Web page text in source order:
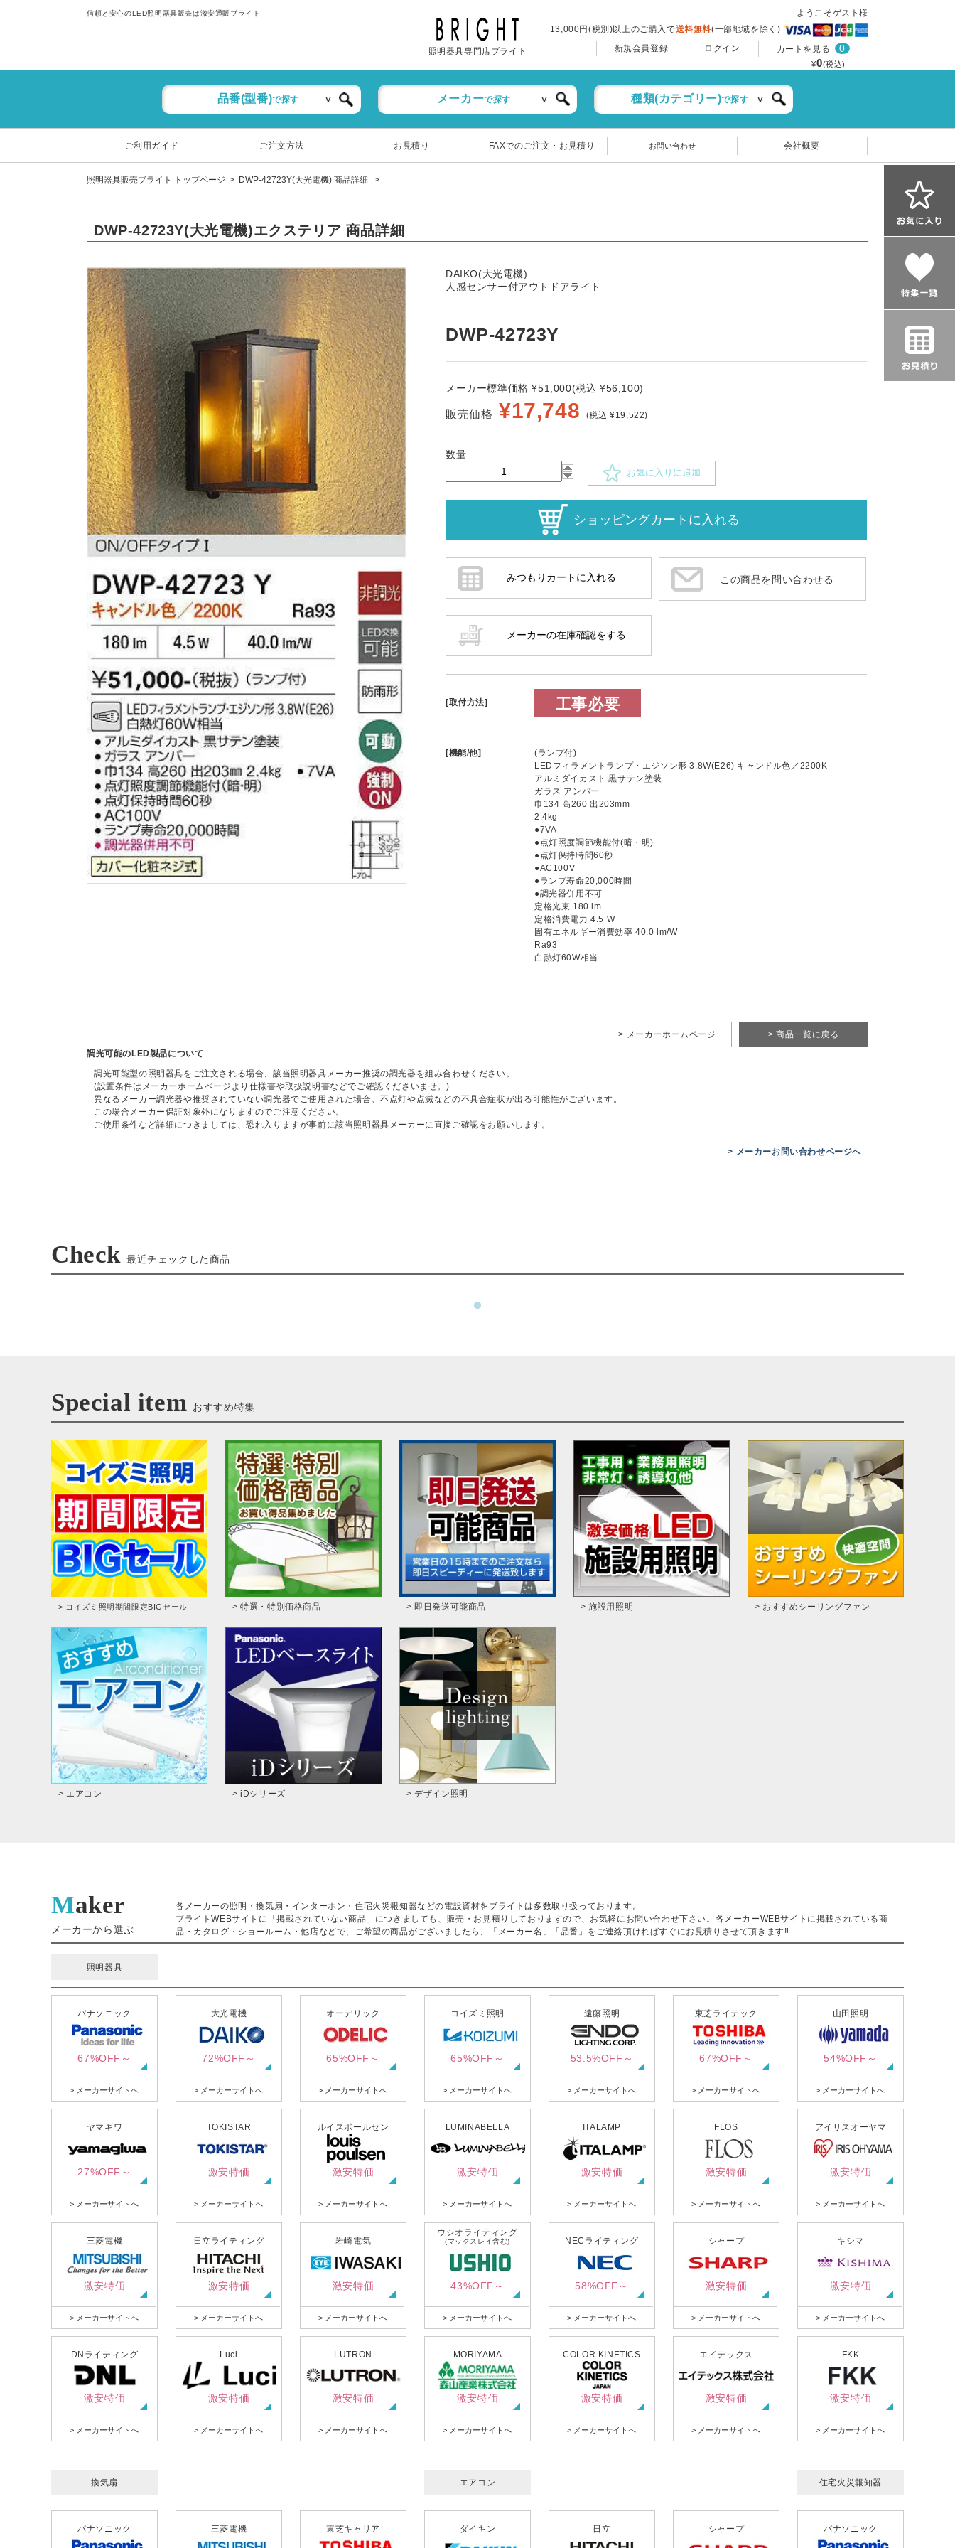
信頼と安心のLED照明器具販売は激安通販ブライト
照明器具専門店ブライト
ようこそゲスト様
13,000円(税別)以上のご購入で送料無料(一部地域を除く)
新規会員登録
ログイン カートを見る 0
¥0(税込)
品番(型番)で探す メーカーで探す 種類(カテゴリー)で探す
ご利用ガイド ご注文方法 お見積り FAXでのご注文・お見積り お問い合わせ 会社概要
照明器具販売ブライト トップページ DWP-42723Y(大光電機) 商品詳細
DWP-42723Y(大光電機)エクステリア 商品詳細
DAIKO(大光電機)
人感センサー付アウトドアライト
DWP-42723Y
メーカー標準価格 ¥51,000(税込 ¥56,100)
販売価格 ¥17,748 (税込 ¥19,522)
数量
お気に入りに追加
この商品を問い合わせる
[取付方法] 工事必要
[機能/他]
(ランプ付)
LEDフィラメントランプ・エジソン形 3.8W(E26) キャンドル色／2200K
アルミダイカスト 黒サテン塗装
ガラス アンバー
巾134 高260 出203mm
2.4kg
●7VA
●点灯照度調節機能付(暗・明)
●点灯保持時間60秒
●AC100V
●ランプ寿命20,000時間
●調光器併用不可
定格光束 180 lm
定格消費電力 4.5 W
固有エネルギー消費効率 40.0 lm/W
Ra93
白熱灯60W相当
> 商品一覧に戻る
> メーカーホームページ
調光可能のLED製品について
調光可能型の照明器具をご注文される場合、該当照明器具メーカー推奨の調光器を組み合わせください。
(設置条件はメーカーホームページより仕様書や取扱説明書などでご確認くださいませ。)
異なるメーカー調光器や推奨されていない調光器でご使用された場合、不点灯や点滅などの不具合症状が出る可能性がございます。
この場合メーカー保証対象外になりますのでご注意ください。
ご使用条件など詳細につきましては、恐れ入りますが事前に該当照明器具メーカーに直接ご確認をお願いします。
> メーカーお問い合わせページへ
Check 最近チェックした商品
Special item おすすめ特集
> コイズミ照明期間限定BIGセール > 特選・特別価格商品 > 即日発送可能商品 > 施設用照明 > おすすめシーリングファン
> エアコン > iDシリーズ > デザイン照明
Maker
メーカーから選ぶ
各メーカーの照明・換気扇・インターホン・住宅火災報知器などの電設資材をブライトは多数取り扱っております。
ブライトWEBサイトに「掲載されていない商品」につきましても、販売・お見積りしておりますので、お気軽にお問い合わせ下さい。各メーカーWEBサイトに掲載されている商
品・カタログ・ショールーム・他店などで、ご希望の商品がございましたら、「メーカー名」「品番」をご連絡頂ければすぐにお見積りさせて頂きます‼
照明器具
パナソニック
67%OFF～
> メーカーサイトへ
大光電機
72%OFF～
> メーカーサイトへ
オーデリック
65%OFF～
> メーカーサイトへ
コイズミ照明
65%OFF～
> メーカーサイトへ
遠藤照明
53.5%OFF～
> メーカーサイトへ
東芝ライテック
67%OFF～
> メーカーサイトへ
山田照明
54%OFF～
> メーカーサイトへ
ヤマギワ
27%OFF～
> メーカーサイトへ
TOKISTAR
激安特価
> メーカーサイトへ
ルイスポールセン
激安特価
> メーカーサイトへ
LUMINABELLA
激安特価
> メーカーサイトへ
ITALAMP
激安特価
> メーカーサイトへ
FLOS
激安特価
> メーカーサイトへ
アイリスオーヤマ
激安特価
> メーカーサイトへ
三菱電機
激安特価
> メーカーサイトへ
日立ライティング
激安特価
> メーカーサイトへ
岩崎電気
激安特価
> メーカーサイトへ
ウシオライティング
(マックスレイ含む)
43%OFF～
> メーカーサイトへ
NECライティング
58%OFF～
> メーカーサイトへ
シャープ
激安特価
> メーカーサイトへ
キシマ
激安特価
> メーカーサイトへ
DNライティング
激安特価
> メーカーサイトへ
Luci
激安特価
> メーカーサイトへ
LUTRON
激安特価
> メーカーサイトへ
MORIYAMA
激安特価
> メーカーサイトへ
COLOR KINETICS
激安特価
> メーカーサイトへ
エイテックス
激安特価
> メーカーサイトへ
FKK
激安特価
> メーカーサイトへ
換気扇 エアコン 住宅火災報知器
パナソニック 三菱電機 東芝キャリア ダイキン 日立 シャープ パナソニック